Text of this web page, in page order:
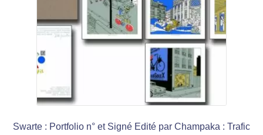
Swarte : Portfolio n° et Signé Edité par Champaka : Trafic